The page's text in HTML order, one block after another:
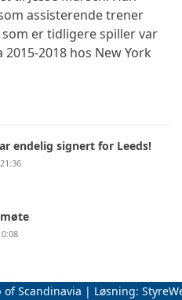
assisterende trener
er tidligere spiller var
2018 hos New York
endelig signert for Leeds!
hardt!Scandinavia | Løsning: